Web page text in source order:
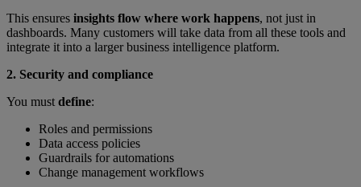
This ensures insights flow where work happens, not just in
dashboards. Many customers will take data from all these tools and
integrate it into a larger business intelligence platform.
2. Security and compliance
You must define:
Roles and permissions
Data access policies
Guardrails for automations
Change management workflows